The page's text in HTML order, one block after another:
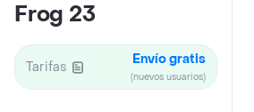
Frog 23
Tarifas Envío gratis
(nuevos usuarios)